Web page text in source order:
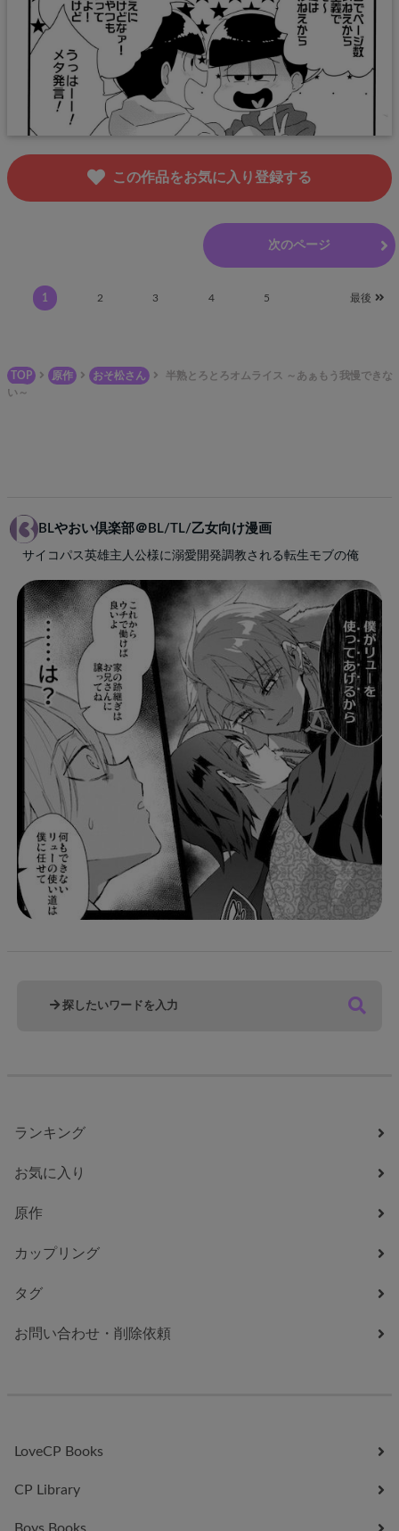
この作品をお気に入り登録する
次のページ
1 2 3 4 5 最後
TOP 原作 おそ松さん
半熟とろとろオムライス ～あぁもう我慢できな
い～
BLやおい倶楽部＠BL/TL/乙女向け漫画
サイコパス英雄主人公様に溺愛開発調教される転生モブの俺
ランキング
お気に入り
原作
カップリング
タグ
お問い合わせ・削除依頼
LoveCP Books
CP Library